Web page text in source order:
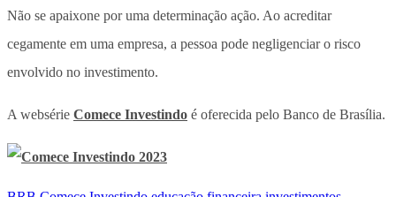
Não se apaixone por uma determinação ação. Ao acreditar
cegamente em uma empresa, a pessoa pode negligenciar o risco
envolvido no investimento.
A websérie Comece Investindo é oferecida pelo Banco de Brasília.